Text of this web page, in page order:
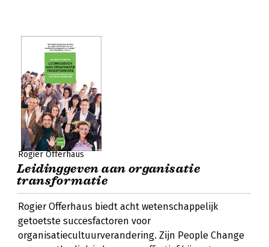
Rogier Offerhaus
Leidinggeven aan organisatie
transformatie
Rogier Offerhaus biedt acht wetenschappelijk
getoetste succesfactoren voor
organisatiecultuurverandering. Zijn People Change